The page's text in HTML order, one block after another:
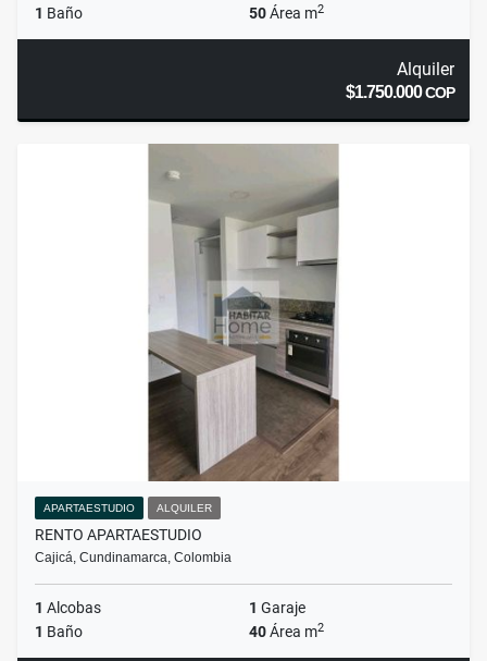
1 Baño 50Área m2
Alquiler
$1.750.000COP
APARTAESTUDIO ALQUILER
RENTO APARTAESTUDIO
Cajicá, Cundinamarca, Colombia
1 Alcobas 1 Garaje
1 Baño 40Área m2